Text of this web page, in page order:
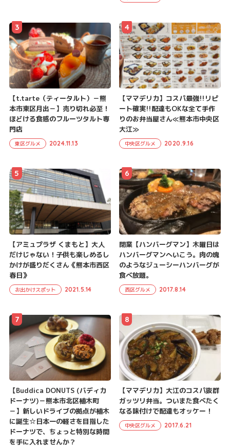
【t.tarte（ティータルト）－熊
本市東区月出－】売り切れ必至！
ほどける食感のフルーツタルト専
門店
東区グルメ 2024.11.13
3
【ママデリカ】コスパ最強!!リピ
ート確実!!配達もOKな全て手作
りのお弁当屋さん≪熊本市中央区
大江≫
中央区グルメ 2020.9.16
4
【アミュプラザ くまもと】大人
だけじゃない！子供も楽しめるし
かけが盛りだくさん《熊本市西区
春日》
お出かけスポット 2021.5.14
5
閉業【ハンバーグマン】木曜日は
ハンバーグマンへいこう。肉の塊
のようなジューシーハンバーグが
食べ放題。
西区グルメ 2017.8.14
6
【Buddica DONUTS (バディカ
ドーナツ)－熊本市北区植木町
－】新しいドライブの拠点が植木
に誕生☆日本一の軽さを目指した
ドーナツで、ちょっと特別な時間
を手に入れませんか？
7
【ママデリカ】大江のコスパ抜群
ガッツリ弁当。ついまた食べたく
なる味付けで配達もオッケー！
中央区グルメ 2017.6.21
8